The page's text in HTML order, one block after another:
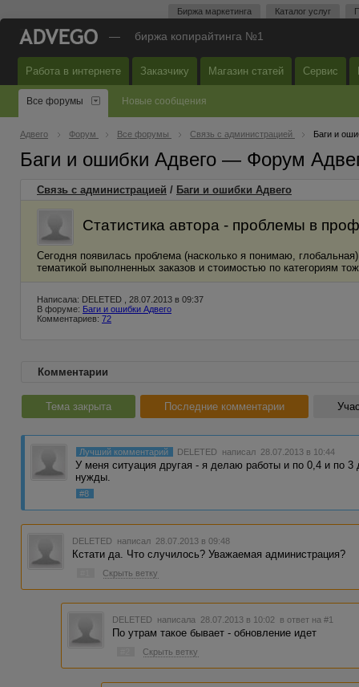
Биржа маркетинга Каталог услуг
— биржа копирайтинга №1
Работа в интернете Заказчику Магазин статей Сервис
Все форумы Новые сообщения
Адвего Форум Все форумы Связь с администрацией Баги и
Баги и ошибки Адвего — Форум
Связь с администрацией / Баги и ошибки Адвего
Статистика автора - проблемы в
Сегодня появилась проблема (насколько я понимаю,
тематикой выполненных заказов и стоимостью по категориям
Написала: DELETED , 28.07.2013 в 09:37
В форуме: Баги и ошибки Адвего
Комментариев: 72
Комментарии
Тема закрыта Последние комментарии
Лучший комментарий DELETED написал 28.07.2013 в 10:44
У меня ситуация другая - я делаю работы и по 0,4 и по
нужды.
#8
DELETED написал 28.07.2013 в 09:48
Кстати да. Что случилось? Уважаемая администрация?
Скрыть ветку
DELETED написала 28.07.2013 в 10:02 в ответ на #1
По утрам такое бывает - обновление идет
Скрыть ветку